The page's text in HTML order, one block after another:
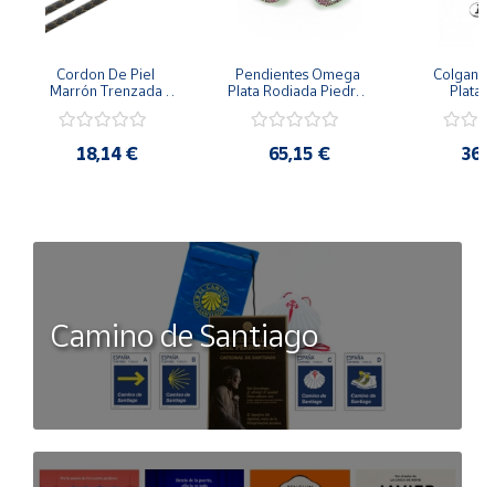
Cordon De Piel
Marrón Trenzada
Plata De 45Cm
18,14 €
Pendientes Omega
Plata Rodiada Piedras
65,15 €
Plata
Camino de Santiago